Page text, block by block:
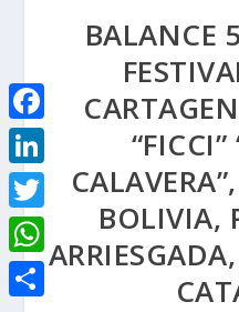
BALANCE
“FICCI”
BOLIVIA,
F
a
c
e
b
L
i
n
k
T
w
i
W